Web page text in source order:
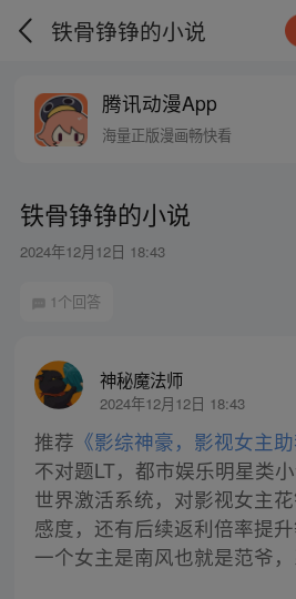
铁骨铮铮的小说
腾讯动漫App
海量正版漫画畅快看
铁骨铮铮的小说
2024年12月12日 18:43
1个回答
神秘魔法师
2024年12月12日 18:43
推荐 《影综神豪，影视女主助
不对题LT，都市娱乐明星类
世界激活系统，对影视女主
感度，还有后续返利倍率提
一个女主是南风也就是范爷，